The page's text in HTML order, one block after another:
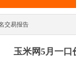
交易报告
玉米网5月一口